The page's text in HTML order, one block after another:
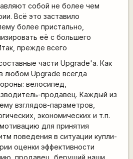
собой не более чем
Всё это заставило
более пристально,
её с большего
прежде всего
части Upgrade'а. Как
любом Upgrade всегда
велосипед,
продавец. Каждый из
взглядов-параметров,
экономических и т.п.
для принятия
поведения в ситуации купли-
оценки эффективности
продавец, берущий наши